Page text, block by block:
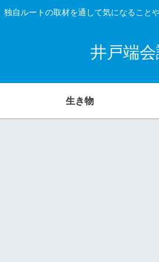
独自ルートの取材を通して気になること
井戸端
生き物